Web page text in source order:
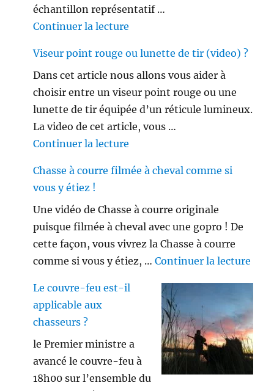
échantillon représentatif …
Continuer la lecture
Viseur point rouge ou lunette de tir (video) ?
Dans cet article nous allons vous aider à
choisir entre un viseur point rouge ou une
lunette de tir équipée d’un réticule lumineux.
La video de cet article, vous …
Continuer la lecture
Chasse à courre filmée à cheval comme si
vous y étiez !
Une vidéo de Chasse à courre originale
puisque filmée à cheval avec une gopro ! De
cette façon, vous vivrez la Chasse à courre
comme si vous y étiez, …Continuer la lecture
Le couvre-feu est-il
applicable aux
chasseurs ?
le Premier ministre a
avancé le couvre-feu à
18h00 sur l’ensemble du